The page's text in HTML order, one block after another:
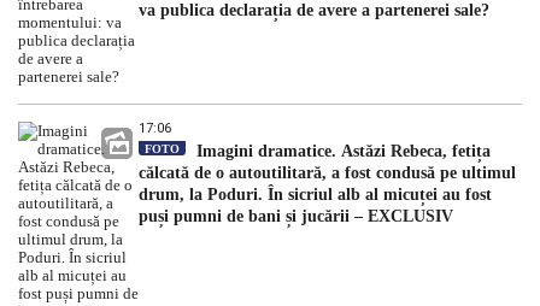
va publica declarația de avere a partenerei sale?
17:06
FOTO
Imagini dramatice. Astăzi Rebeca, fetița
călcată de o autoutilitară, a fost condusă pe ultimul
drum, la Poduri. În sicriul alb al micuței au fost
puși pumni de bani și jucării – EXCLUSIV